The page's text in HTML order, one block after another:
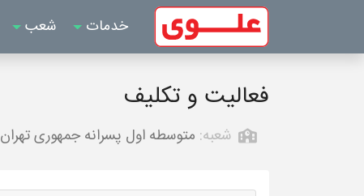
خدمات شعب
فعالیت و تکلیف
شعبه: متوسطه اول پسرانه جمهوری تهران